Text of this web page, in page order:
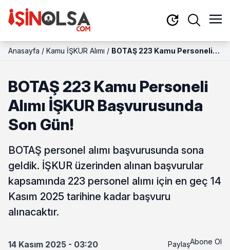
Anasayfa / Kamu İŞKUR Alımı / BOTAŞ 223 Kamu Personeli
BOTAŞ 223 Kamu Personeli
Alımı İŞKUR Başvurusunda
Son Gün!
BOTAŞ personel alımı başvurusunda sona
geldik. İŞKUR üzerinden alınan başvurular
kapsamında 223 personel alımı için en geç 14
Kasım 2025 tarihine kadar başvuru
alınacaktır.
14 Kasım 2025 - 03:20
PaylaşAbone Ol